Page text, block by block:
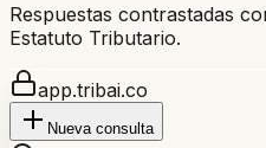
Respuestas contrastadas
Estatuto Tributario.
app.tribai.co
Nueva consulta